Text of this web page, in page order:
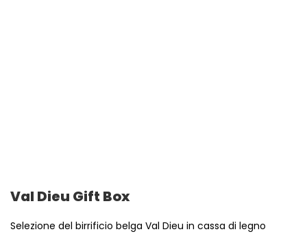
Val Dieu Gift Box
Selezione del birrificio belga Val Dieu in cassa di legno